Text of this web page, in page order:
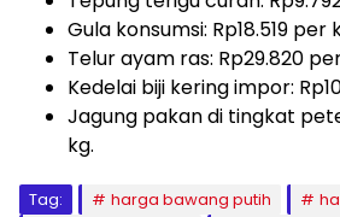
Gula konsumsi: Rp18.519 per
Telur ayam ras: Rp29.820
Kedelai biji kering impor:
Jagung pakan di tingkat
kg.
Tag: harga bawang putih